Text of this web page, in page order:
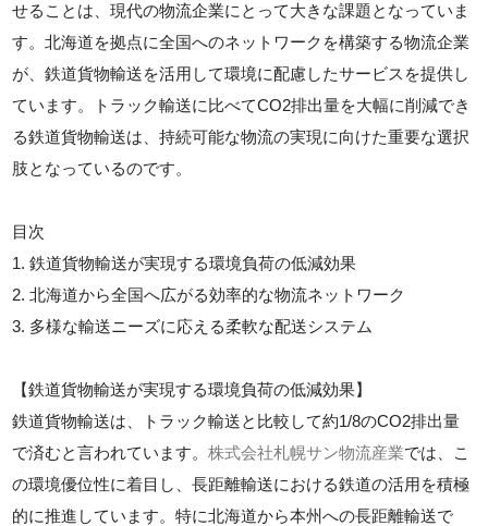
せることは、現代の物流企業にとって大きな課題となっていま
す。北海道を拠点に全国へのネットワークを構築する物流企業
が、鉄道貨物輸送を活用して環境に配慮したサービスを提供し
ています。トラック輸送に比べてCO2排出量を大幅に削減でき
る鉄道貨物輸送は、持続可能な物流の実現に向けた重要な選択
肢となっているのです。
目次
1. 鉄道貨物輸送が実現する環境負荷の低減効果
2. 北海道から全国へ広がる効率的な物流ネットワーク
3. 多様な輸送ニーズに応える柔軟な配送システム
【鉄道貨物輸送が実現する環境負荷の低減効果】
鉄道貨物輸送は、トラック輸送と比較して約1/8のCO2排出量
で済むと言われています。株式会社札幌サン物流産業では、こ
の環境優位性に着目し、長距離輸送における鉄道の活用を積極
的に推進しています。特に北海道から本州への長距離輸送で